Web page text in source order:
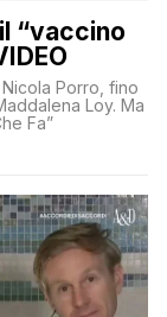
“vaccino
Porro, fino
Loy. Ma
Fa”